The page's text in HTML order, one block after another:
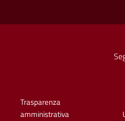
Trasparenza
amministrativa